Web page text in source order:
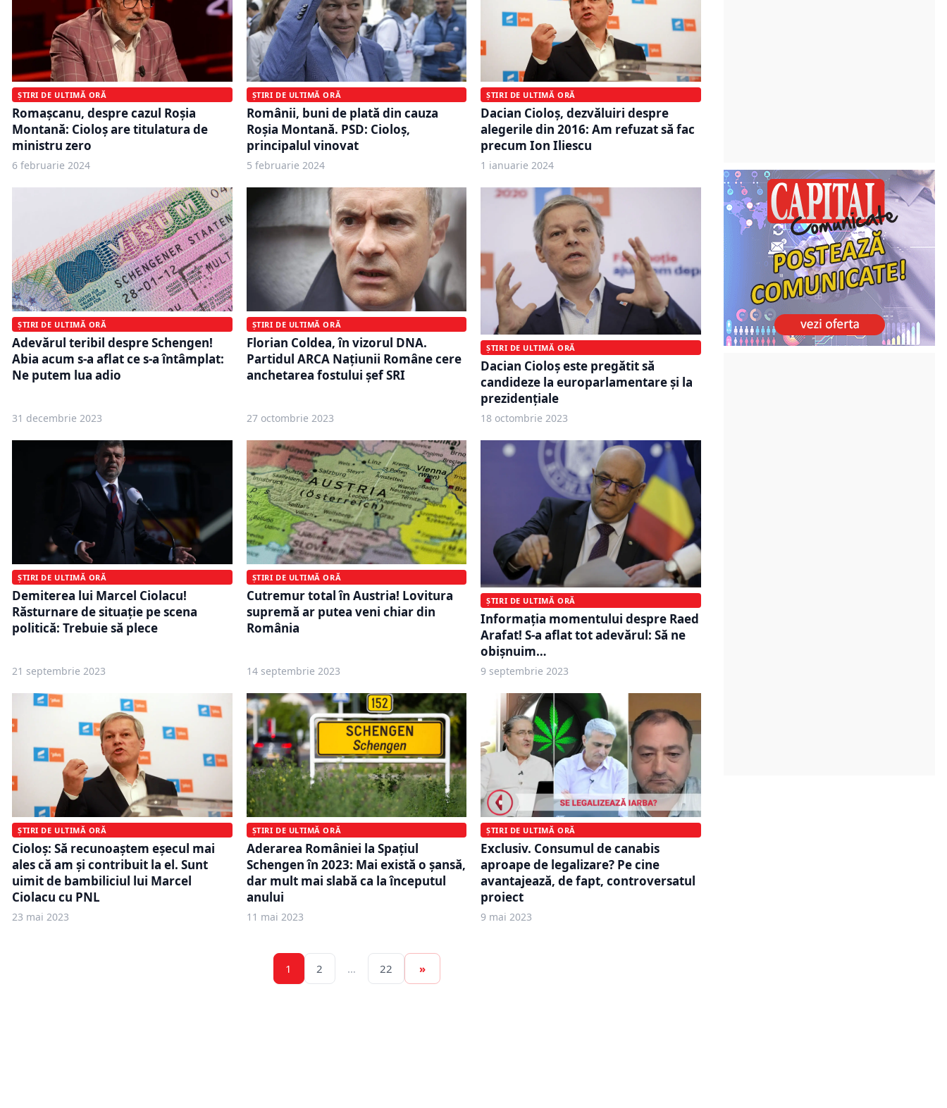
ȘTIRI DE ULTIMĂ ORĂ
Romașcanu, despre cazul Roșia
Montană: Cioloș are titulatura de
ministru zero
6 februarie 2024
ȘTIRI DE ULTIMĂ ORĂ
Românii, buni de plată din cauza
Roșia Montană. PSD: Cioloș,
principalul vinovat
5 februarie 2024
ȘTIRI DE ULTIMĂ ORĂ
Dacian Cioloș, dezvăluiri despre
alegerile din 2016: Am refuzat să fac
precum Ion Iliescu
1 ianuarie 2024
ȘTIRI DE ULTIMĂ ORĂ
Adevărul teribil despre Schengen!
Abia acum s-a aflat ce s-a întâmplat:
Ne putem lua adio
31 decembrie 2023
ȘTIRI DE ULTIMĂ ORĂ
Florian Coldea, în vizorul DNA.
Partidul ARCA Națiunii Române cere
anchetarea fostului șef SRI
27 octombrie 2023
ȘTIRI DE ULTIMĂ ORĂ
Dacian Cioloș este pregătit să
candideze la europarlamentare şi la
prezidenţiale
18 octombrie 2023
ȘTIRI DE ULTIMĂ ORĂ
Demiterea lui Marcel Ciolacu!
Răsturnare de situație pe scena
politică: Trebuie să plece
21 septembrie 2023
ȘTIRI DE ULTIMĂ ORĂ
Cutremur total în Austria! Lovitura
supremă ar putea veni chiar din
România
14 septembrie 2023
ȘTIRI DE ULTIMĂ ORĂ
Informaţia momentului despre Raed
Arafat! S-a aflat tot adevărul: Să ne
obişnuim…
9 septembrie 2023
ȘTIRI DE ULTIMĂ ORĂ
Cioloș: Să recunoaştem eşecul mai
ales că am şi contribuit la el. Sunt
uimit de bambiliciul lui Marcel
Ciolacu cu PNL
23 mai 2023
ȘTIRI DE ULTIMĂ ORĂ
Aderarea României la Spațiul
Schengen în 2023: Mai există o şansă,
dar mult mai slabă ca la începutul
anului
11 mai 2023
ȘTIRI DE ULTIMĂ ORĂ
Exclusiv. Consumul de canabis
aproape de legalizare? Pe cine
avantajează, de fapt, controversatul
proiect
9 mai 2023
1 2 … 22 »